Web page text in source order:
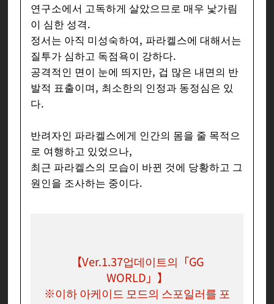
연구소에서 고독하게 살았으므로 매우 낯가림
이 심한 성격.
정서는 아직 미성숙하여, 파라켈스에 대해서는
질투가 심하고 독점욕이 강하다.
공격적인 면이 눈에 띄지만, 겁 많은 내면의 반
발적 표출이며, 최소한의 인정과 동정심은 있
다.
반려자인 파라켈스에게 인간의 몸을 줄 목적으
로 여행하고 있었으나,
최근 파라켈스의 모습이 바뀐 것에 당황하고 그
원인을 조사하는 중이다.
【Ver.1.37업데이트의「GG
WORLD」】
※이하 아케이드 모드의 스포일러를 포